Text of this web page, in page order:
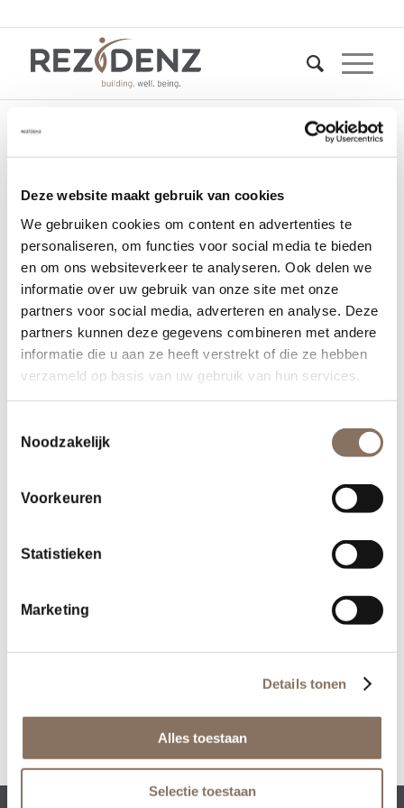
Deze website maakt gebruik van cookies
We gebruiken cookies om content en advertenties te
personaliseren, om functies voor social media te bieden
en om ons websiteverkeer te analyseren. Ook delen we
informatie over uw gebruik van onze site met onze
partners voor social media, adverteren en analyse. Deze
partners kunnen deze gegevens combineren met andere
informatie die u aan ze heeft verstrekt of die ze hebben
verzameld op basis van uw gebruik van hun services.
Noodzakelijk
Voorkeuren
Statistieken
Marketing
Details tonen
Alles toestaan
Selectie toestaan
Theresiakwartier in
Raamsdonskveer
20 augustus 2025
Deel dit stuk